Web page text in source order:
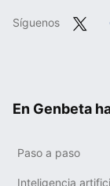
Síguenos
En Genbeta
Paso a paso
Inteligencia